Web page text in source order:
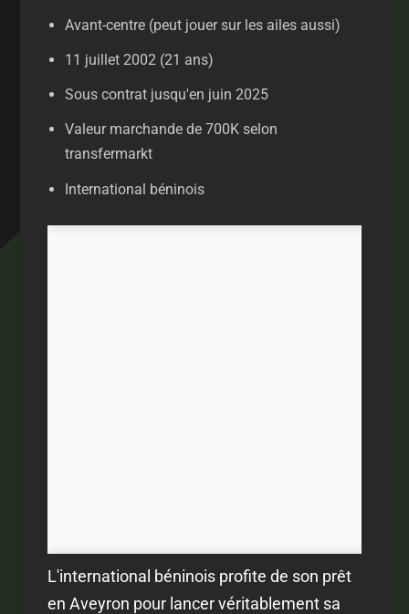
Avant-centre (peut jouer sur les ailes aussi)
11 juillet 2002 (21 ans)
Sous contrat jusqu'en juin 2025
Valeur marchande de 700K selon
transfermarkt
International béninois
L'international béninois profite de son prêt
en Aveyron pour lancer véritablement sa